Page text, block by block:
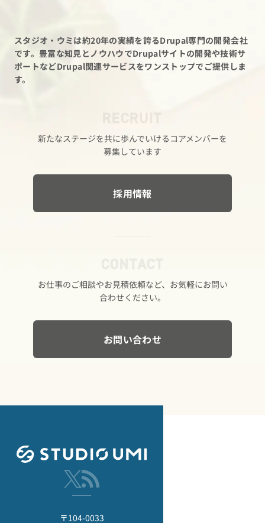
スタジオ・ウミは約20年の実績を誇るDrupal専門の開発会社
です。 豊富な知見とノウハウでDrupalサイトの開発や技術サ
ポートなどDrupal関連サービスをワンストップでご提供しま
す。
新たな​ステージを​共に​歩んでいける​コアメンバーを​
募集しています
採用情報
お仕事の​ご相談や​お見積依頼など、​お気軽に​お問い​
合わせください。
お問い合わせ
〒104-0033